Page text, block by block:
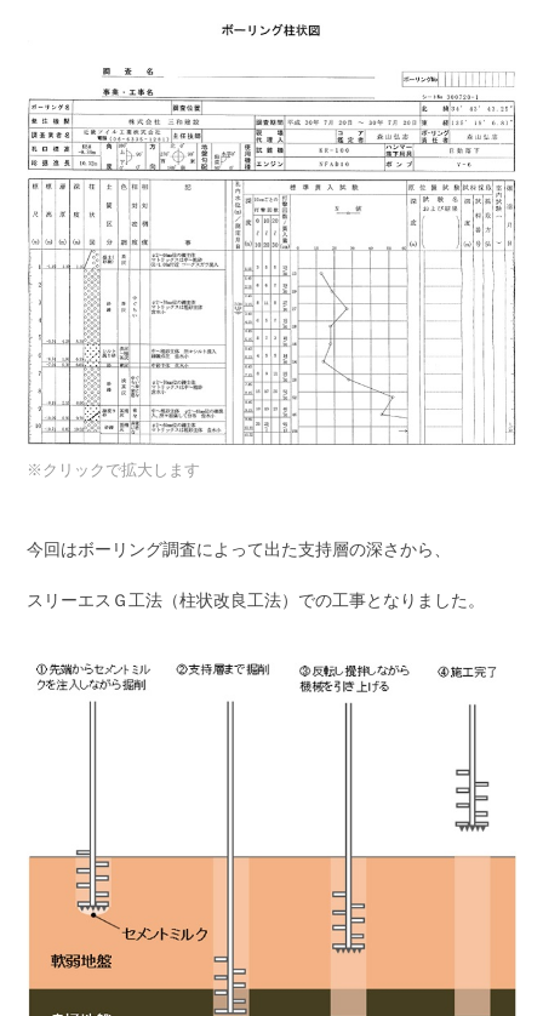
※クリックで拡大します
今回はボーリング調査によって出た支持層の深さから、
スリーエスＧ工法（柱状改良工法）での工事となりました。